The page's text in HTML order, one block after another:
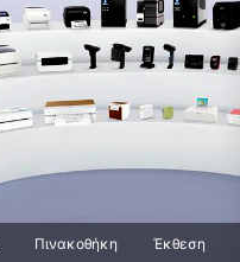
Πινακοθήκη
Έκθεση